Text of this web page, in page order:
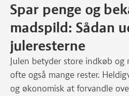
Spar penge og
madspild: Sådan
juleresterne
Julen betyder store indkøb og
ofte også mange rester.
og økonomisk at forvandle